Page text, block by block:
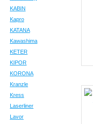
KABIN
Kapro
KATANA
Kawashima
KETER
KIPOR
KORONA
Kranzle
Kress
Laserliner
Lavor